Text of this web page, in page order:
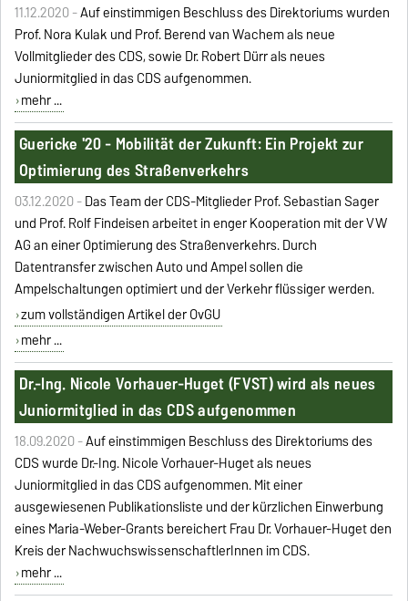
11.12.2020 -Auf einstimmigen Beschluss des Direktoriums wurden
Prof. Nora Kulak und Prof. Berend van Wachem als neue
Vollmitglieder des CDS, sowie Dr. Robert Dürr als neues
Juniormitglied in das CDS aufgenommen.
mehr ...
Guericke '20 - Mobilität der Zukunft: Ein Projekt zur
Optimierung des Straßenverkehrs
03.12.2020 -Das Team der CDS-Mitglieder Prof. Sebastian Sager
und Prof. Rolf Findeisen arbeitet in enger Kooperation mit der VW
AG an einer Optimierung des Straßenverkehrs. Durch
Datentransfer zwischen Auto und Ampel sollen die
Ampelschaltungen optimiert und der Verkehr flüssiger werden.
zum vollständigen Artikel der OvGU
mehr ...
Dr.-Ing. Nicole Vorhauer-Huget (FVST) wird als neues
Juniormitglied in das CDS aufgenommen
18.09.2020 -Auf einstimmigen Beschluss des Direktoriums des
CDS wurde Dr.-Ing. Nicole Vorhauer-Huget als neues
Juniormitglied in das CDS aufgenommen. Mit einer
ausgewiesenen Publikationsliste und der kürzlichen Einwerbung
eines Maria-Weber-Grants bereichert Frau Dr. Vorhauer-Huget den
Kreis der NachwuchswissenschaftlerInnen im CDS.
mehr ...